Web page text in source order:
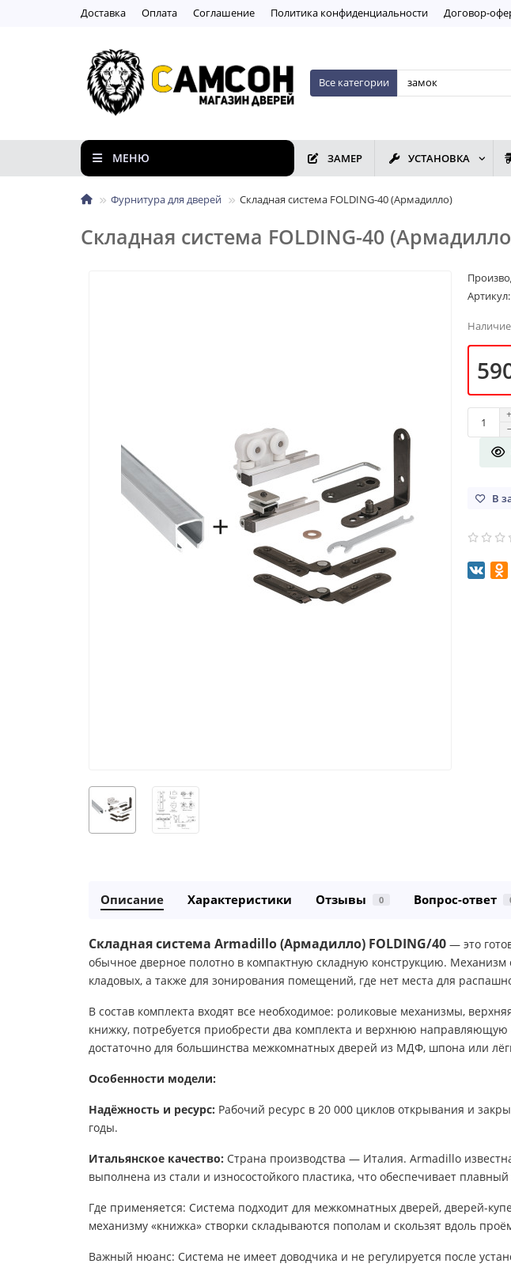
Доставка Оплата Соглашение Пoлитикa кoнфидeнциaльнoсти Договор-
Все категории
МЕНЮ ЗАМЕР УСТАНОВКА
Фурнитура для дверей Складная система FOLDING-40 (Армадилло)
Складная система FOLDING-40
Артикул:
В
Описание Характеристики Отзывы 0 Вопрос-ответ
Cкладная система Armadillo (Армадилло) FOLDING/40 — это
обычное дверное полотно в компактную складную конструкцию.
кладовых, а также для зонирования помещений, где нет места для
В состав комплекта входят все необходимое: роликовые механизмы,
книжку, потребуется приобрести два комплекта и верхнюю
достаточно для большинства межкомнатных дверей из МДФ, шпона или
Особенности модели:
Надёжность и ресурс: Рабочий ресурс в 20 000 циклов открывания и
годы.
Итальянское качество: Страна производства — Италия. Armadillo
выполнена из стали и износостойкого пластика, что обеспечивает
Где применяется: Система подходит для межкомнатных дверей, дверей-
механизму «книжка» створки складываются пополам и скользят вдоль
Важный нюанс: Система не имеет доводчика и не регулируется после